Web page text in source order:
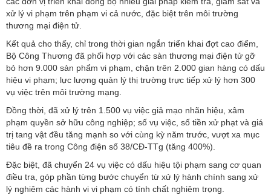
xử lý vi phạm trên phạm vi cả nước, đặc biệt trên môi trường
thương mại điện tử.
Kết quả cho thấy, chỉ trong thời gian ngắn triển khai đợt cao điểm,
Bộ Công Thương đã phối hợp với các sàn thương mại điện tử gỡ
bỏ hơn 9.000 sản phẩm vi phạm, chặn trên 2.000 gian hàng có dấu
hiệu vi phạm; lực lượng quản lý thị trường trực tiếp xử lý hơn 300
vụ việc trên môi trường mạng.
Đồng thời, đã xử lý trên 1.500 vụ việc giả mạo nhãn hiệu, xâm
phạm quyền sở hữu công nghiệp; số vụ việc, số tiền xử phạt và giá
trị tang vật đều tăng mạnh so với cùng kỳ năm trước, vượt xa mục
tiêu đề ra trong Công điện số 38/CĐ-TTg (tăng 400%).
Đặc biệt, đã chuyển 24 vụ việc có dấu hiệu tội phạm sang cơ quan
điều tra, góp phần từng bước chuyển từ xử lý hành chính sang xử
lý nghiêm các hành vi vi phạm có tính chất nghiêm trọng.